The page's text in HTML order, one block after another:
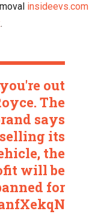
insideevs.com
.
out
The
says
its
the
will be
for